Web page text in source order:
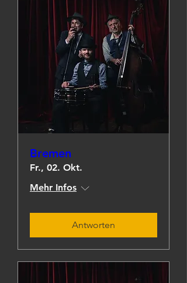
Bremen
Fr., 02. Okt.
Mehr Infos
Antworten